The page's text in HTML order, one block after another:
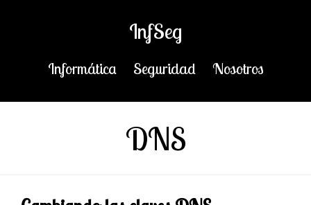
InfSeg
Informática Seguridad Nosotros
DNS